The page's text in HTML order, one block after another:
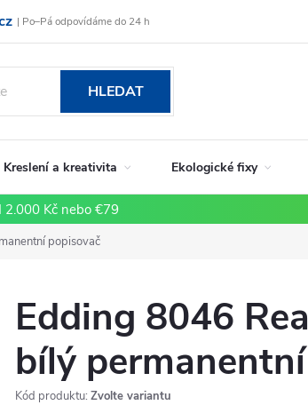
| Po–Pá odpovídáme do 24 h
a reklamace Obchodní podmínky
HLEDAT
Kreslení a kreativita Ekologické fixy
2.000 Kč nebo €79
popisovač
Edding 8046
bílý
Kód produktu: Zvolte variantu